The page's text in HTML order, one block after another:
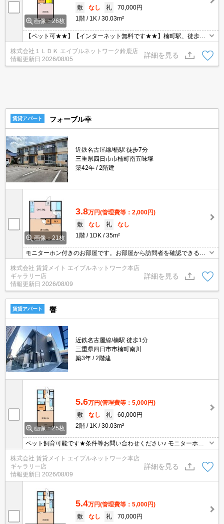
画像：26枚
敷
なし 礼
70,000円
1階
1K 30.03m²
【ペット可★★】【インターネット無料です★★】楠町駅、徒歩約
1分(^^♪★ 通勤に便利な立地ですね！！ セコム付で防犯面も安心
★ エアコン、追焚、浴室乾燥機等設備も充実していますよ～！！
株式会社１ＬＤＫ エイブルネットワーク鈴鹿店
情報更新日 2026/08/05
詳細を見る
賃貸アパート フォーブル幸
近鉄名古屋線/楠駅 徒歩7分
三重県四日市市楠町南五味塚
築42年
2階建
画像：21枚
3.8万円(管理費等：2,000円)
敷
なし 礼
なし
1階
1DK 35m²
モニターホン付きのお部屋です。お部屋から訪問者を確認できるの
でセキュリティ面はもちろん知らない人やセールスに対応する必要
もありません。
株式会社 賃貸メイト エイブルネットワーク本店
ギャラリー店
情報更新日 2026/08/09
詳細を見る
賃貸アパート 響
近鉄名古屋線/楠駅 徒歩1分
三重県四日市市楠町南川
築3年
2階建
画像：25枚
5.6万円(管理費等：5,000円)
敷
なし 礼
60,000円
2階
1K 30.03m²
ペット飼育可能です★条件等お問い合わせください♪ モニターホン
付きのお部屋です。お部屋から訪問者を確認できるのでセキュリテ
ィ面はもちろん知らない人やセールスに対応する必要もありませ
ん。
株式会社 賃貸メイト エイブルネットワーク本店
ギャラリー店
情報更新日 2026/08/09
詳細を見る
5.4万円(管理費等：5,000円)
敷
なし 礼 70,000円